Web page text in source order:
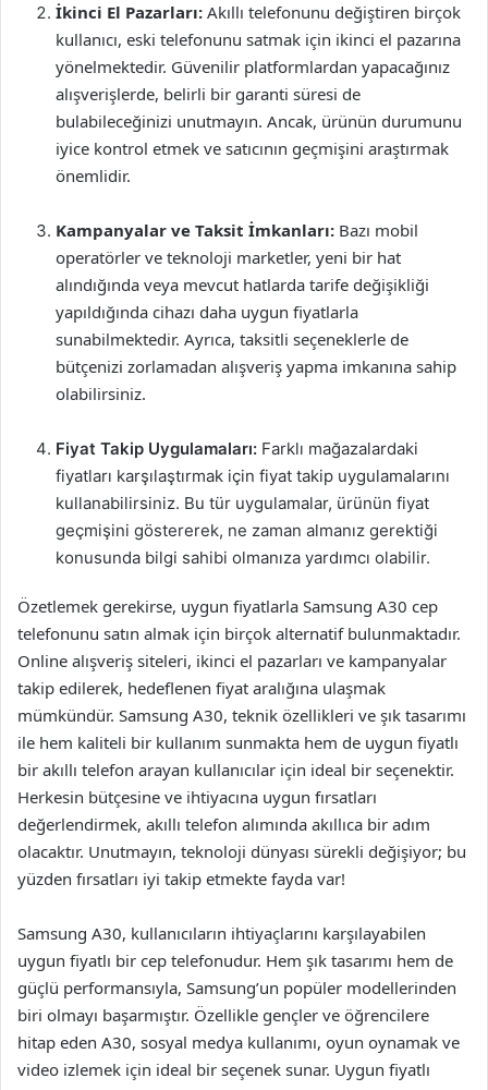
İkinci El Pazarları: Akıllı telefonunu değiştiren birçok
kullanıcı, eski telefonunu satmak için ikinci el pazarına
yönelmektedir. Güvenilir platformlardan yapacağınız
alışverişlerde, belirli bir garanti süresi de
bulabileceğinizi unutmayın. Ancak, ürünün durumunu
iyice kontrol etmek ve satıcının geçmişini araştırmak
önemlidir.
Kampanyalar ve Taksit İmkanları: Bazı mobil
operatörler ve teknoloji marketler, yeni bir hat
alındığında veya mevcut hatlarda tarife değişikliği
yapıldığında cihazı daha uygun fiyatlarla
sunabilmektedir. Ayrıca, taksitli seçeneklerle de
bütçenizi zorlamadan alışveriş yapma imkanına sahip
olabilirsiniz.
Fiyat Takip Uygulamaları: Farklı mağazalardaki
fiyatları karşılaştırmak için fiyat takip uygulamalarını
kullanabilirsiniz. Bu tür uygulamalar, ürünün fiyat
geçmişini göstererek, ne zaman almanız gerektiği
konusunda bilgi sahibi olmanıza yardımcı olabilir.
Özetlemek gerekirse, uygun fiyatlarla Samsung A30 cep
telefonunu satın almak için birçok alternatif bulunmaktadır.
Online alışveriş siteleri, ikinci el pazarları ve kampanyalar
takip edilerek, hedeflenen fiyat aralığına ulaşmak
mümkündür. Samsung A30, teknik özellikleri ve şık tasarımı
ile hem kaliteli bir kullanım sunmakta hem de uygun fiyatlı
bir akıllı telefon arayan kullanıcılar için ideal bir seçenektir.
Herkesin bütçesine ve ihtiyacına uygun fırsatları
değerlendirmek, akıllı telefon alımında akıllıca bir adım
olacaktır. Unutmayın, teknoloji dünyası sürekli değişiyor; bu
yüzden fırsatları iyi takip etmekte fayda var!
Samsung A30, kullanıcıların ihtiyaçlarını karşılayabilen
uygun fiyatlı bir cep telefonudur. Hem şık tasarımı hem de
güçlü performansıyla, Samsung’un popüler modellerinden
biri olmayı başarmıştır. Özellikle gençler ve öğrencilere
hitap eden A30, sosyal medya kullanımı, oyun oynamak ve
video izlemek için ideal bir seçenek sunar. Uygun fiyatlı